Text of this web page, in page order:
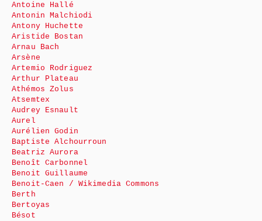
Antoine Hallé
Antonin Malchiodi
Antony Huchette
Aristide Bostan
Arnau Bach
Arsène
Artemio Rodriguez
Arthur Plateau
Athémos Zolus
Atsemtex
Audrey Esnault
Aurel
Aurélien Godin
Baptiste Alchourroun
Beatriz Aurora
Benoît Carbonnel
Benoit Guillaume
Benoit-Caen / Wikimedia Commons
Berth
Bertoyas
Bésot